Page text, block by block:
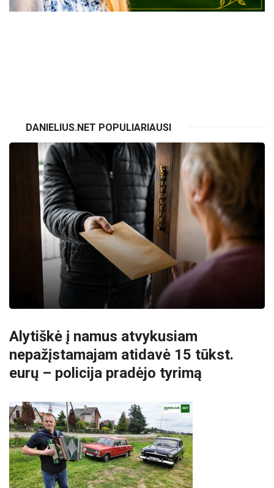
DANIELIUS.NET POPULIARIAUSI
Alytiškė į namus atvykusiam
nepažįstamajam atidavė 15 tūkst.
eurų – policija pradėjo tyrimą